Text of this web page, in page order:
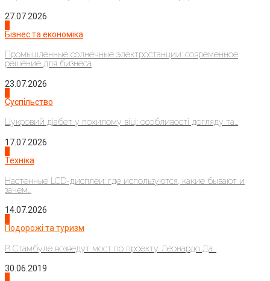
27.07.2026
Бізнес та економіка
Промышленные солнечные электростанции: современное
решение для бизнеса
23.07.2026
Суспільство
Цукровий діабет у похилому віці: особливості догляду та...
17.07.2026
Техніка
Настенные LCD-дисплеи: где используются, какие бывают и
зачем...
14.07.2026
Подорожі та туризм
В Стамбуле возведут мост по проекту Леонардо Да...
30.06.2019